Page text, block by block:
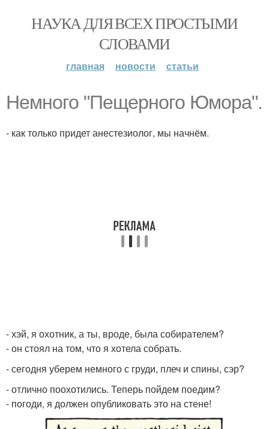
НАУКА ДЛЯ ВСЕХ ПРОСТЫМИ
СЛОВАМИ
главная новости статьи
Немного "Пещерного Юмора".
- как только придет анестезиолог, мы начнём.
- хэй, я охотник, а ты, вроде, была собирателем?
- он стоял на том, что я хотела собрать.
- сегодня уберем немного с груди, плеч и спины, сэр?
- отлично поохотились. Теперь пойдем поедим?
- погоди, я должен опубликовать это на стене!